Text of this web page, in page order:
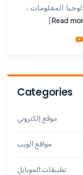
المعلومات ،
Read
]
Categories
موقع إلكتروني
مواقع الويب
تطبيقات الموبايل